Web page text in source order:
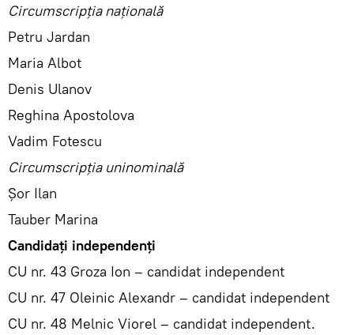
Circumscripția națională
Petru Jardan
Maria Albot
Denis Ulanov
Reghina Apostolova
Vadim Fotescu
Circumscripția uninominală
Șor Ilan
Tauber Marina
Candidați independenți
CU nr. 43 Groza Ion – candidat independent
CU nr. 47 Oleinic Alexandr – candidat independent
CU nr. 48 Melnic Viorel – candidat independent.